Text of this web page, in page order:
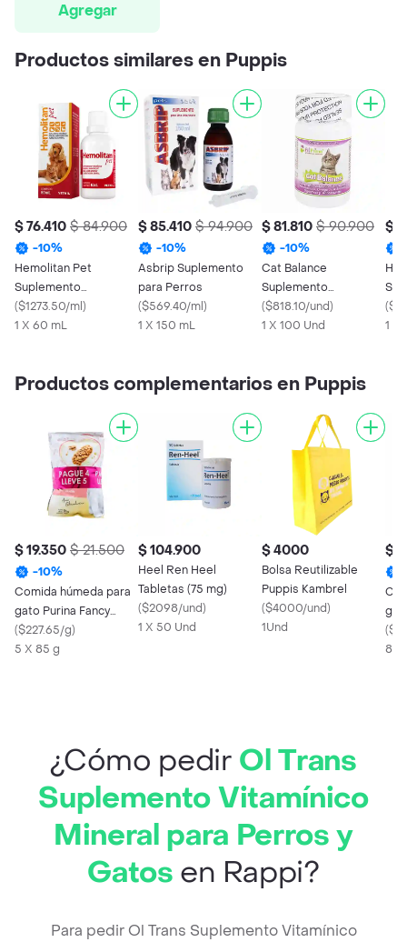
Agregar
Productos similares en Puppis
$ 76.410 $ 84.900
-10%
Hemolitan Pet
Suplemento
Vitamínico para Perros
y Gatos
($1273.50/ml)
1 X 60 mL
$ 85.410 $ 94.900
-10%
Asbrip Suplemento
para Perros
($569.40/ml)
1 X 150 mL
$ 81.810 $ 90.900
-10%
Cat Balance
Suplemento
Vitamínico para Gato
($818.10/und)
1 X 100 Und
$
(
1 X
Productos complementarios en Puppis
$ 19.350 $ 21.500
-10%
Comida húmeda para
gato Purina Fancy
Feast Pack Surtido
Pague 4 Lleve 5 -
($227.65/g)
5 X 85 g
$ 104.900
Heel Ren Heel
Tabletas (75 mg)
($2098/und)
1 X 50 Und
$ 4000
Bolsa Reutilizable
Puppis Kambrel
($4000/und)
1Und
$
(
85
¿Cómo pedir Ol Trans
Suplemento Vitamínico
Mineral para Perros y
Gatos en Rappi?
Para pedir Ol Trans Suplemento Vitamínico